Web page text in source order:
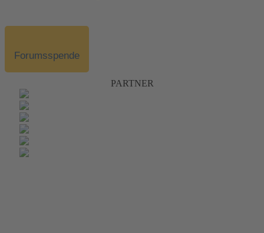
Forumsspende
PARTNER